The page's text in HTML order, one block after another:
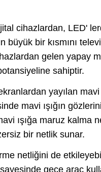
cihazlardan, LED'
büyük bir kısmını
gelen yapay
sahiptir.
yayılan mavi
mavi ışığın
ışığa maruz kalma
bir netlik sunar.
netliğini de
gece araç